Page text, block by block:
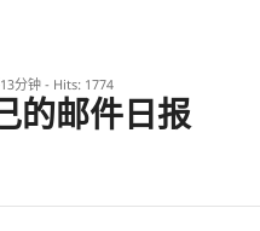
分钟 - Hits: 1774
的邮件日报